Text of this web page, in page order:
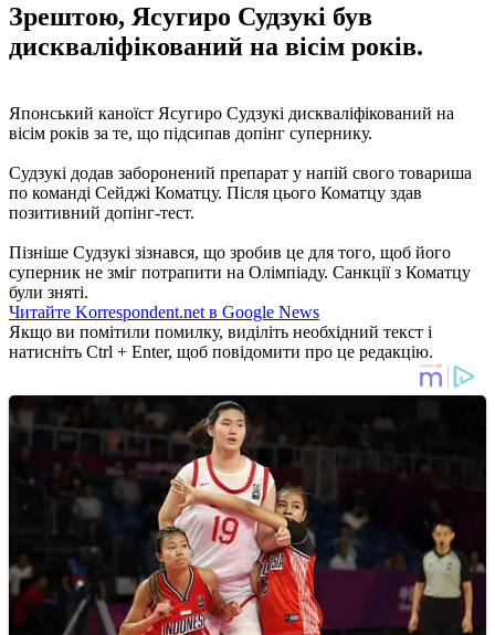
Зрештою, Ясугиро Судзукі був
дискваліфікований на вісім років.
Японський каноїст Ясугиро Судзукі дискваліфікований на
вісім років за те, що підсипав допінг супернику.
Судзукі додав заборонений препарат у напій свого товариша
по команді Сейджі Коматцу. Після цього Коматцу здав
позитивний допінг-тест.
Пізніше Судзукі зізнався, що зробив це для того, щоб його
суперник не зміг потрапити на Олімпіаду. Санкції з Коматцу
були зняті.
Читайте Korrespondent.net в Google News
Якщо ви помітили помилку, виділіть необхідний текст і
натисніть Ctrl + Enter, щоб повідомити про це редакцію.